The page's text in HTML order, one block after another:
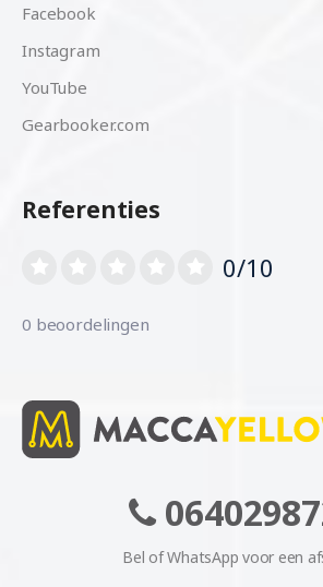
Facebook
Instagram
YouTube
Gearbooker.com
Referenties
0/10
0 beoordelingen
Bel of WhatsApp voor een